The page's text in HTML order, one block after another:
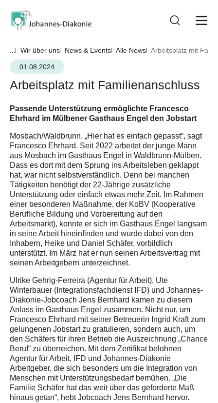
... Wir über uns News & Events Alle News Arbeitsplatz mit
01.08.2024
Arbeitsplatz mit Familienanschluss
Passende Unterstützung ermöglichte Francesco
Ehrhard im Mülbener Gasthaus Engel den Jobstart
Mosbach/Waldbrunn. „Hier hat es einfach gepasst“, sagt
Francesco Ehrhard. Seit 2022 arbeitet der junge Mann
aus Mosbach im Gasthaus Engel in Waldbrunn-Mülben.
Dass es dort mit dem Sprung ins Arbeitsleben geklappt
hat, war nicht selbstverständlich. Denn bei manchen
Tätigkeiten benötigt der 22-Jährige zusätzliche
Unterstützung oder einfach etwas mehr Zeit. Im Rahmen
einer besonderen Maßnahme, der KoBV (Kooperative
Berufliche Bildung und Vorbereitung auf den
Arbeitsmarkt), konnte er sich im Gasthaus Engel langsam
in seine Arbeit hineinfinden und wurde dabei von den
Inhabern, Heike und Daniel Schäfer, vorbildlich
unterstützt. Im März hat er nun seinen Arbeitsvertrag mit
seinen Arbeitgebern unterzeichnet.
Ulrike Gehrig-Ferreira (Agentur für Arbeit), Ute
Winterbauer (Integrationsfachdienst IFD) und Johannes-
Diakonie-Jobcoach Jens Bernhard kamen zu diesem
Anlass im Gasthaus Engel zusammen. Nicht nur, um
Francesco Ehrhard mit seiner Betreuerin Ingrid Kraft zum
gelungenen Jobstart zu gratulieren, sondern auch, um
den Schäfers für ihren Betrieb die Auszeichnung „Chance
Beruf“ zu überreichen. Mit dem Zertifikat belohnen
Agentur für Arbeit, IFD und Johannes-Diakonie
Arbeitgeber, die sich besonders um die Integration von
Menschen mit Unterstützungsbedarf bemühen. „Die
Familie Schäfer hat das weit über das geforderte Maß
hinaus getan“, hebt Jobcoach Jens Bernhard hervor.